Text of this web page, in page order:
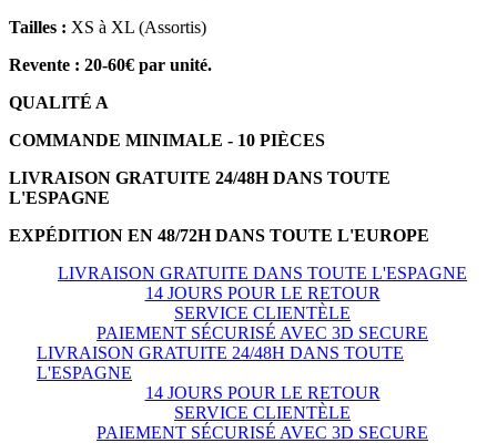
Tailles : XS à XL (Assortis)
Revente : 20-60€ par unité.
QUALITÉ A
COMMANDE MINIMALE - 10 PIÈCES
LIVRAISON GRATUITE 24/48H DANS TOUTE
L'ESPAGNE
EXPÉDITION EN 48/72H DANS TOUTE L'EUROPE
LIVRAISON GRATUITE DANS TOUTE L'ESPAGNE
14 JOURS POUR LE RETOUR
SERVICE CLIENTÈLE
PAIEMENT SÉCURISÉ AVEC 3D SECURE
LIVRAISON GRATUITE 24/48H DANS TOUTE
L'ESPAGNE
14 JOURS POUR LE RETOUR
SERVICE CLIENTÈLE
PAIEMENT SÉCURISÉ AVEC 3D SECURE